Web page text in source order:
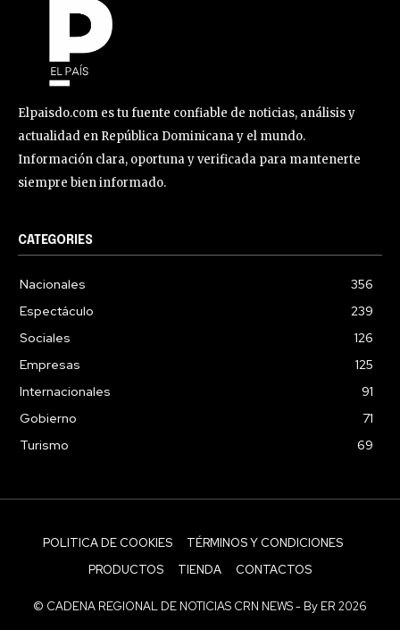
Elpaisdo.com es tu fuente confiable de noticias, análisis y
actualidad en República Dominicana y el mundo.
Información clara, oportuna y verificada para mantenerte
siempre bien informado.
CATEGORIES
Nacionales
356
Espectáculo
239
Sociales
126
Empresas
125
Internacionales
91
Gobierno
71
Turismo
69
POLITICA DE COOKIES
TÉRMINOS Y CONDICIONES
PRODUCTOS
TIENDA CONTACTOS
© CADENA REGIONAL DE NOTICIAS CRN NEWS - By ER 2026